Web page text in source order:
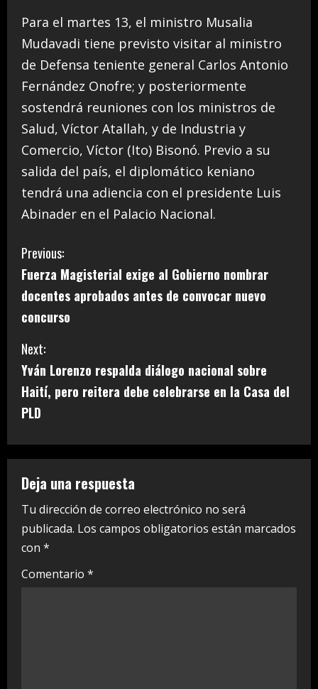
Para el martes 13, el ministro Musalia
Mudavadi tiene previsto visitar al ministro
de Defensa teniente general Carlos Antonio
Fernández Onofre; y posteriormente
sostendrá reuniones con los ministros de
Salud, Víctor Atallah, y de Industria y
Comercio, Víctor (Ito) Bisonó. Previo a su
salida del país, el diplomático keniano
tendrá una adiencia con el presidente Luis
Abinader en el Palacio Nacional.
C
o
n
t
i
n
e
R
e
a
d
Previous:
Fuerza Magisterial exige al Gobierno nombrar
docentes aprobados antes de convocar nuevo
concurso
Next:
Yván Lorenzo respalda diálogo nacional sobre
Haití, pero reitera debe celebrarse en la Casa del
PLD
Deja una respuesta
Tu dirección de correo electrónico no será
publicada. Los campos obligatorios están marcados
con *
Comentario *